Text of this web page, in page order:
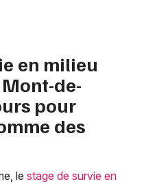
en milieu
de-
pour
des
le stage de survie en